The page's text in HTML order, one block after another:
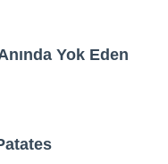
Yok Eden